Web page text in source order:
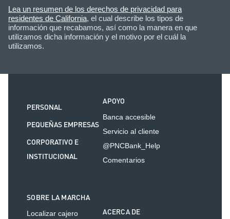
Lea un resumen de los derechos de privacidad para
residentes de California, el cual describe los tipos de
información que recabamos, así como la manera en que
utilizamos dicha información y el motivo por el cuál la
utilizamos.
PERSONAL
PEQUEÑAS EMPRESAS
CORPORATIVO E
INSTITUCIONAL
APOYO
Banca accesible
Servicio al cliente
@PNCBank_Help
Comentarios
SOBRE LA MARCHA
Localizar cajero
ACERCA DE